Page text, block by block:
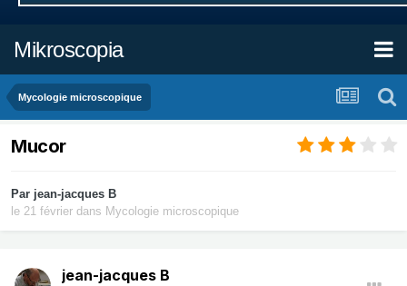
Mikroscopia
Mycologie microscopique
Mucor
Par jean-jacques B
le 21 février dans Mycologie microscopique
jean-jacques B